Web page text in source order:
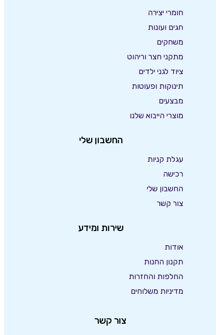
חומרי יצירה
חגים ועונות
משחקים
מתקני חצר וריהוט
ציוד לגני ילדים
תינוקות ופעוטות
מבצעים
מוצרי הייבוא שלנו
החשבון שלי
עגלת קניות
רכישה
החשבון שלי
צור קשר
שירות ומידע
אודות
תקנון החנות
החלפות והחזרות
מדיניות משלוחים
צור קשר